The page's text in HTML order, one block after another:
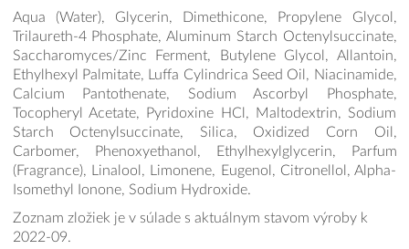
Aqua (Water), Glycerin, Dimethicone, Propylene Glycol,
Trilaureth-4 Phosphate, Aluminum Starch Octenylsuccinate,
Saccharomyces/Zinc Ferment, Butylene Glycol, Allantoin,
Ethylhexyl Palmitate, Luffa Cylindrica Seed Oil, Niacinamide,
Calcium Pantothenate, Sodium Ascorbyl Phosphate,
Tocopheryl Acetate, Pyridoxine HCl, Maltodextrin, Sodium
Starch Octenylsuccinate, Silica, Oxidized Corn Oil,
Carbomer, Phenoxyethanol, Ethylhexylglycerin, Parfum
(Fragrance), Linalool, Limonene, Eugenol, Citronellol, Alpha-
Isomethyl Ionone, Sodium Hydroxide.
Zoznam zložiek je v súlade s aktuálnym stavom výroby k
2022-09.